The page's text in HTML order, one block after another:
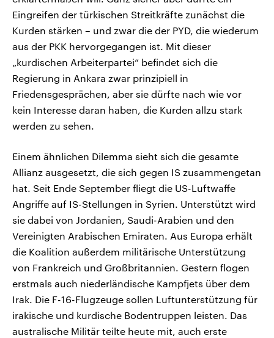
Eingreifen der türkischen Streitkräfte zunächst die
Kurden stärken – und zwar die der PYD, die wiederum
aus der PKK hervorgegangen ist. Mit dieser
„kurdischen Arbeiterpartei“ befindet sich die
Regierung in Ankara zwar prinzipiell in
Friedensgesprächen, aber sie dürfte nach wie vor
kein Interesse daran haben, die Kurden allzu stark
werden zu sehen.
Einem ähnlichen Dilemma sieht sich die gesamte
Allianz ausgesetzt, die sich gegen IS zusammengetan
hat. Seit Ende September fliegt die US-Luftwaffe
Angriffe auf IS-Stellungen in Syrien. Unterstützt wird
sie dabei von Jordanien, Saudi-Arabien und den
Vereinigten Arabischen Emiraten. Aus Europa erhält
die Koalition außerdem militärische Unterstützung
von Frankreich und Großbritannien. Gestern flogen
erstmals auch niederländische Kampfjets über dem
Irak. Die F-16-Flugzeuge sollen Luftunterstützung für
irakische und kurdische Bodentruppen leisten. Das
australische Militär teilte heute mit, auch erste